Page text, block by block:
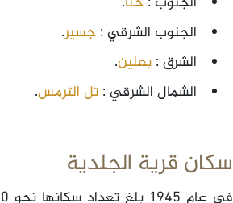
الجنوب الشرقي : جسير.
الشرق : بعلين.
الشمال الشرقي : تل الترمس.
سكان قرية الجلدية